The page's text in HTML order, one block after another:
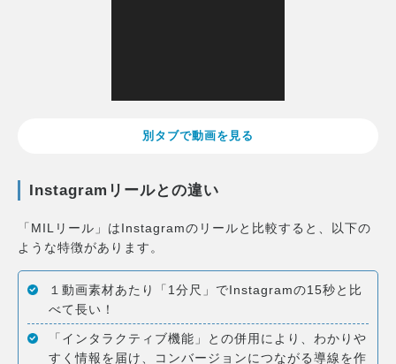
別タブで動画を見る
Instagramリールとの違い
「MILリール」はInstagramのリールと比較すると、以下の
ような特徴があります。
１動画素材あたり「1分尺」でInstagramの15秒と比
べて長い！
「インタラクティブ機能」との併用により、わかりや
すく情報を届け、コンバージョンにつながる導線を作